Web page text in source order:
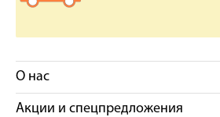
О нас
Акции и спецпредложения